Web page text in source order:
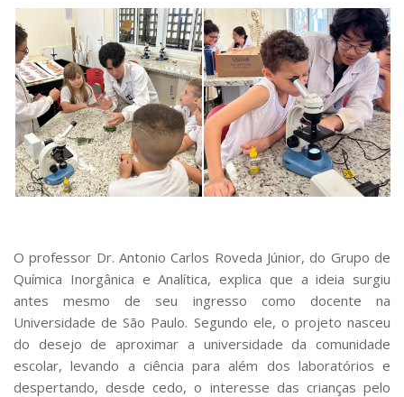
O professor Dr. Antonio Carlos Roveda Júnior, do Grupo de
Química Inorgânica e Analítica, explica que a ideia surgiu
antes mesmo de seu ingresso como docente na
Universidade de São Paulo. Segundo ele, o projeto nasceu
do desejo de aproximar a universidade da comunidade
escolar, levando a ciência para além dos laboratórios e
despertando, desde cedo, o interesse das crianças pelo